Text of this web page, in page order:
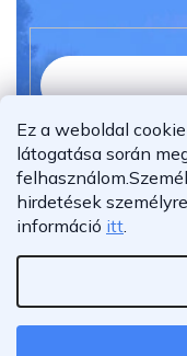
Ez a weboldal
látogatása során
felhasználom.
hirdetések
információ itt.
Feliratkozás